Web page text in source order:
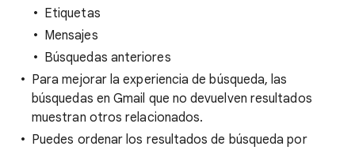
Etiquetas
Mensajes
Búsquedas anteriores
Para mejorar la experiencia de búsqueda, las
búsquedas en Gmail que no devuelven resultados
muestran otros relacionados.
Puedes ordenar los resultados de búsqueda por